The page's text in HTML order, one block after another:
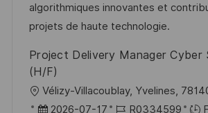
a
t
r
y
algorithmiques innovantes et
projets de haute technologie.
Project Delivery Manager Cyber
(H/F)
L
o
Vélizy-Villacoublay, Yvelines,
P 2026-07-17
J
R0334599